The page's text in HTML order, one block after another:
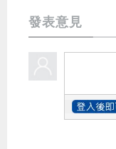
發表意見